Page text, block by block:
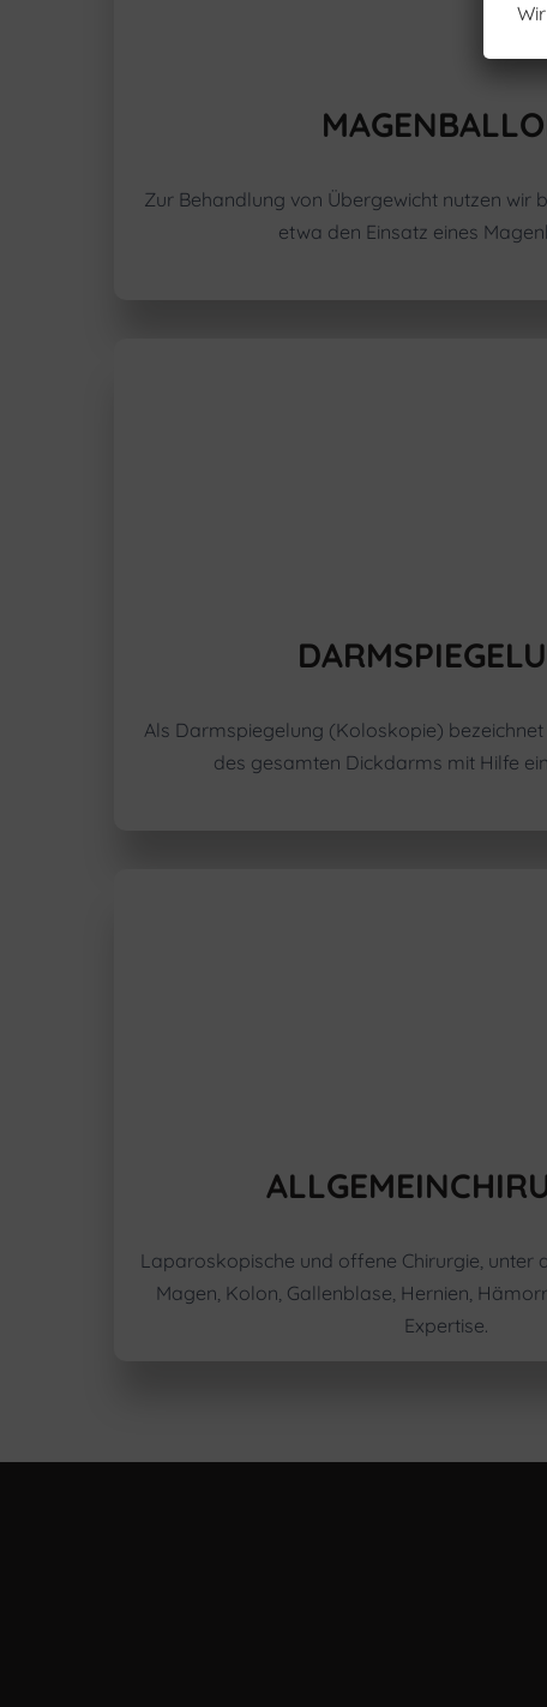
Zur Behandlung von Übergewicht nutzen wir
etwa den Einsatz eines
Als Darmspiegelung (Koloskopie)
des gesamten Dickdarms mit Hilfe
Laparoskopische und offene Chirurgie, unter
Magen, Kolon, Gallenblase, Hernien,
Expertise.